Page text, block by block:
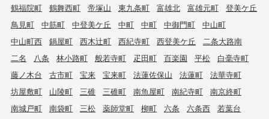
鶴福院町
鶴舞西町 帝塚山 東九条町 富雄北 富雄元町
登美ケ丘
鳥見町
中筋町 中登美ケ丘 中町 中町 中御門町
中山町
中山町西
鍋屋町 西木辻町 西紀寺町 西登美ケ丘
二条大路南
二名
八条 林小路町 般若寺町 疋田町 百楽園 平松
白毫寺町
藤ノ木台
古市町 宝来 宝来町 法蓮佐保山 法蓮町
法華寺町
坊屋敷町
山陵町 三碓 三碓町 南魚屋町 南紀寺町
南京終町
南城戸町
南袋町 三松 薬師堂町 柳町 六条 六条西 若葉台